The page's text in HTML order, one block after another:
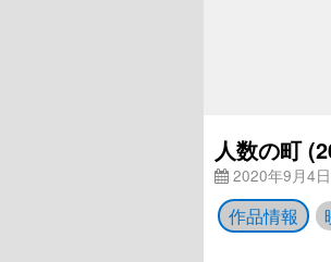
人数の町
2020年9月4
作品情報